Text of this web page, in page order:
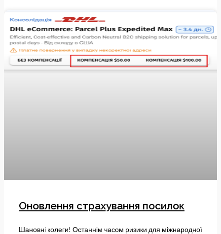
Оновлення страхування посилок
Шановні колеги! Останнім часом ризики для міжнародної